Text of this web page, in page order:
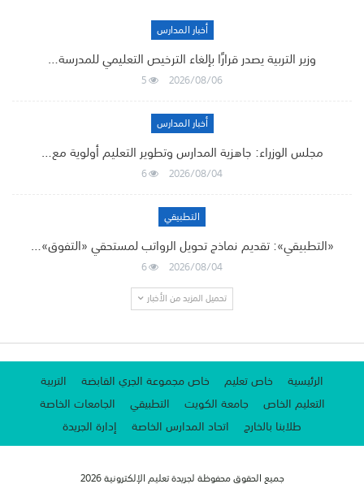
أخبار المدارس
وزير التربية يصدر قرارًا بإلغاء الترخيص التعليمي للمدرسة…
2026/08/06
5
أخبار المدارس
مجلس الوزراء: جاهزية المدارس وتطوير التعليم أولوية مع…
2026/08/04
6
التطبيقي
«التطبيقي»: تقديم نماذج تحويل الرواتب لمستحقي «التفوق»…
2026/08/04
6
تحميل المزيد من الأخبار
الرئيسية خاص تعليم خاص مجموعة الجري القابضة
التربية
التعليم الخاص
جامعة الكويت التطبيقي
الجامعات الخاصة
طلابنا بالخارج
اتحاد المدارس الخاصة إدارة الجريدة
جميع الحقوق محفوظة لجريدة تعليم الإلكترونية 2026